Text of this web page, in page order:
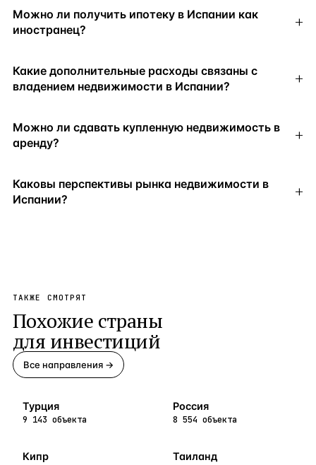
Можно ли получить ипотеку в Испании как
иностранец?
Какие дополнительные расходы связаны с
владением недвижимости в Испании?
Можно ли сдавать купленную недвижимость в
аренду?
Каковы перспективы рынка недвижимости в
Испании?
ТАКЖЕ СМОТРЯТ
Похожие страны
для инвестиций
Все направления →
Турция
9 143 объекта
Россия
8 554 объекта
Кипр Таиланд